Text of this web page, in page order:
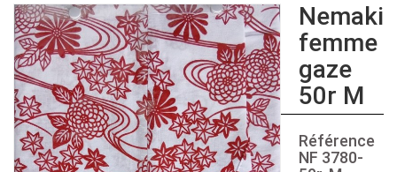
Nemaki
femme
gaze
50r M
Référence
NF 3780-